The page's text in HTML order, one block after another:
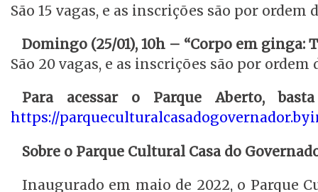
São 15 vagas, e as inscrições são por ordem
Domingo (25/01), 10h – “Corpo em
São 20 vagas, e as inscrições são por ordem
Para acessar o Parque Aberto,
https://
Sobre o Parque Cultural Casa do
Inaugurado em maio de 2022, o Parque